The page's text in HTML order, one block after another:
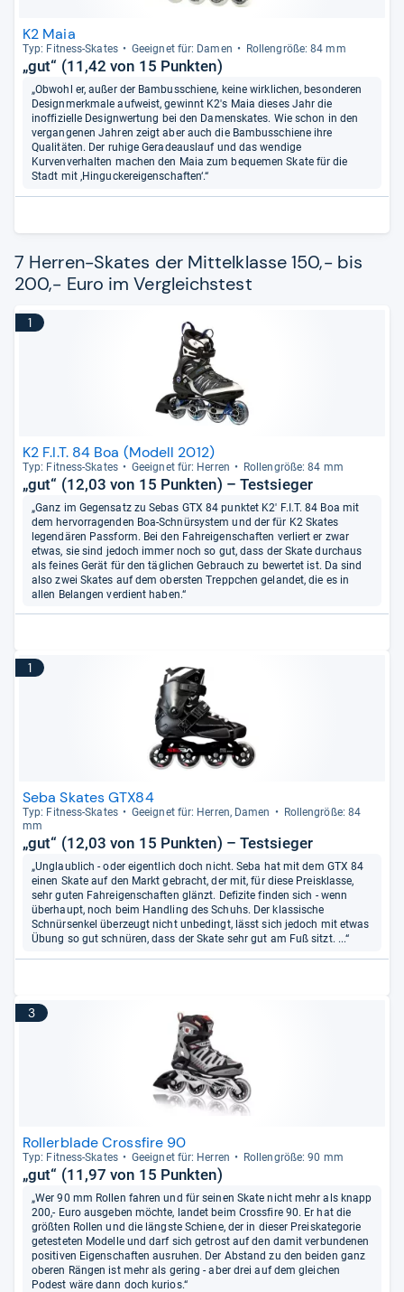
K2 Maia
Typ: Fit­ness-​Ska­tes Geeig­net für: Damen Rol­len­größe: 84 mm
„gut“ (11,42 von 15 Punkten)
„Obwohl er, außer der Bambusschiene, keine wirklichen, besonderen
Designmerkmale aufweist, gewinnt K2's Maia dieses Jahr die
inoffizielle Designwertung bei den Damenskates. Wie schon in den
vergangenen Jahren zeigt aber auch die Bambusschiene ihre
Qualitäten. Der ruhige Geradeauslauf und das wendige
Kurvenverhalten machen den Maia zum bequemen Skate für die
Stadt mit ‚Hinguckereigenschaften‘.“
7 Herren-Skates der Mittelklasse 150,- bis
200,- Euro im Vergleichstest
1
K2 F.I.T. 84 Boa (Modell 2012)
Typ: Fit­ness-​Ska­tes Geeig­net für: Her­ren Rol­len­größe: 84 mm
„gut“ (12,03 von 15 Punkten) – Testsieger
„Ganz im Gegensatz zu Sebas GTX 84 punktet K2' F.I.T. 84 Boa mit
dem hervorragenden Boa-Schnürsystem und der für K2 Skates
legendären Passform. Bei den Fahreigenschaften verliert er zwar
etwas, sie sind jedoch immer noch so gut, dass der Skate durchaus
als feines Gerät für den täglichen Gebrauch zu bewertet ist. Da sind
also zwei Skates auf dem obersten Treppchen gelandet, die es in
allen Belangen verdient haben.“
1
Seba Skates GTX84
Typ: Fit­ness-​Ska­tes Geeig­net für: Her­ren, Damen
Rol­len­größe: 84
mm
„gut“ (12,03 von 15 Punkten) – Testsieger
„Unglaublich - oder eigentlich doch nicht. Seba hat mit dem GTX 84
einen Skate auf den Markt gebracht, der mit, für diese Preisklasse,
sehr guten Fahreigenschaften glänzt. Defizite finden sich - wenn
überhaupt, noch beim Handling des Schuhs. Der klassische
Schnürsenkel überzeugt nicht unbedingt, lässt sich jedoch mit etwas
Übung so gut schnüren, dass der Skate sehr gut am Fuß sitzt. ...“
3
Rollerblade Crossfire 90
Typ: Fit­ness-​Ska­tes Geeig­net für: Her­ren Rol­len­größe: 90 mm
„gut“ (11,97 von 15 Punkten)
„Wer 90 mm Rollen fahren und für seinen Skate nicht mehr als knapp
200,- Euro ausgeben möchte, landet beim Crossfire 90. Er hat die
größten Rollen und die längste Schiene, der in dieser Preiskategorie
getesteten Modelle und darf sich getrost auf den damit verbundenen
positiven Eigenschaften ausruhen. Der Abstand zu den beiden ganz
oberen Rängen ist mehr als gering - aber drei auf dem gleichen
Podest wäre dann doch kurios.“